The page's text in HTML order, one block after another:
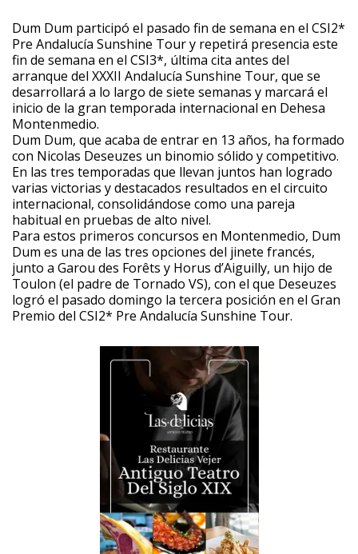
Dum Dum participó el pasado fin de semana en el CSI2*
Pre Andalucía Sunshine Tour y repetirá presencia este
fin de semana en el CSI3*, última cita antes del
arranque del XXXII Andalucía Sunshine Tour, que se
desarrollará a lo largo de siete semanas y marcará el
inicio de la gran temporada internacional en Dehesa
Montenmedio.
Dum Dum, que acaba de entrar en 13 años, ha formado
con Nicolas Deseuzes un binomio sólido y competitivo.
En las tres temporadas que llevan juntos han logrado
varias victorias y destacados resultados en el circuito
internacional, consolidándose como una pareja
habitual en pruebas de alto nivel.
Para estos primeros concursos en Montenmedio, Dum
Dum es una de las tres opciones del jinete francés,
junto a Garou des Forêts y Horus d’Aiguilly, un hijo de
Toulon (el padre de Tornado VS), con el que Deseuzes
logró el pasado domingo la tercera posición en el Gran
Premio del CSI2* Pre Andalucía Sunshine Tour.